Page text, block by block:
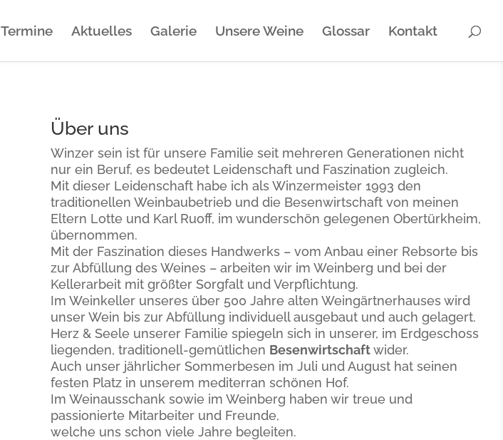
Termine Aktuelles Galerie Unsere Weine Glossar Kontakt
Über uns
Winzer sein ist für unsere Familie seit mehreren Generationen nicht
nur ein Beruf, es bedeutet Leidenschaft und Faszination zugleich.
Mit dieser Leidenschaft habe ich als Winzermeister 1993 den
traditionellen Weinbaubetrieb und die Besenwirtschaft von meinen
Eltern Lotte und Karl Ruoff, im wunderschön gelegenen Obertürkheim,
übernommen.
Mit der Faszination dieses Handwerks – vom Anbau einer Rebsorte bis
zur Abfüllung des Weines – arbeiten wir im Weinberg und bei der
Kellerarbeit mit größter Sorgfalt und Verpflichtung.
Im Weinkeller unseres über 500 Jahre alten Weingärtnerhauses wird
unser Wein bis zur Abfüllung individuell ausgebaut und auch gelagert.
Herz & Seele unserer Familie spiegeln sich in unserer, im Erdgeschoss
liegenden, traditionell-gemütlichen Besenwirtschaftwider.
Auch unser jährlicher Sommerbesen im Juli und August hat seinen
festen Platz in unserem mediterran schönen Hof.
Im Weinausschank sowie im Weinberg haben wir treue und
passionierte Mitarbeiter und Freunde,
welche uns schon viele Jahre begleiten.